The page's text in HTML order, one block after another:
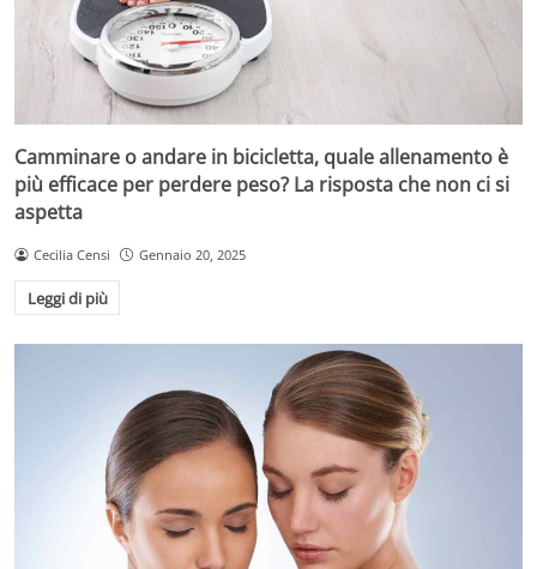
Camminare o andare in bicicletta, quale allenamento è
più efficace per perdere peso? La risposta che non ci si
aspetta
Cecilia Censi Gennaio 20, 2025
Leggi di più